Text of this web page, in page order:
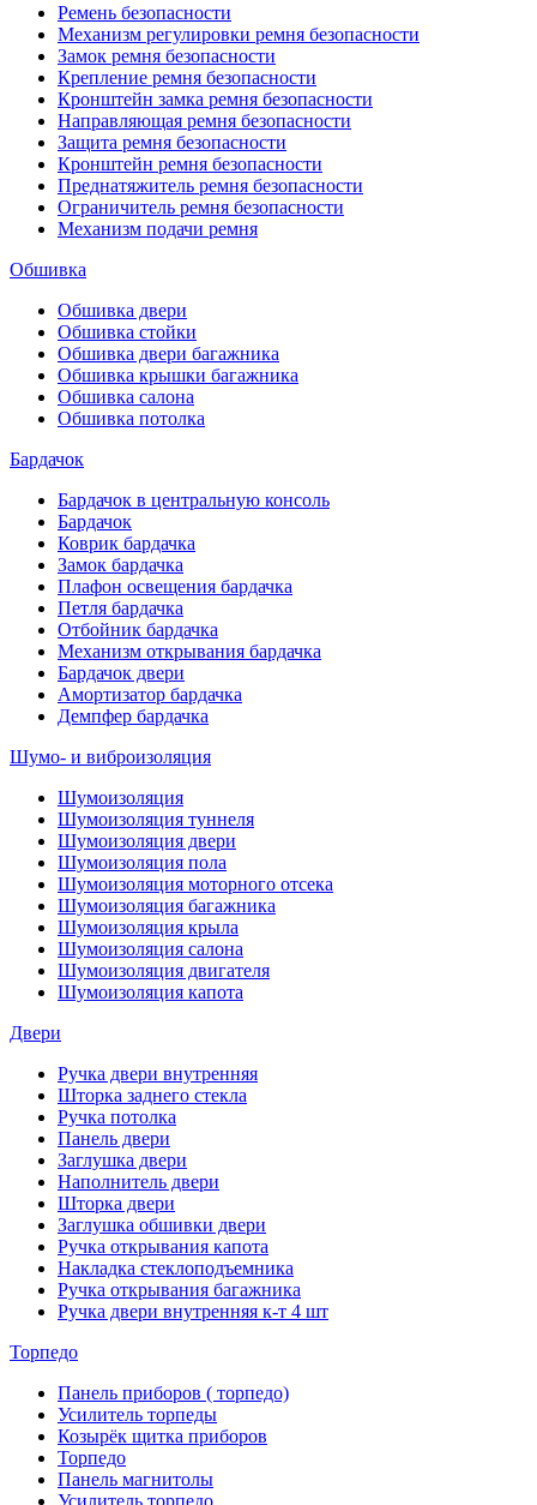
Ремень безопасности
Механизм регулировки ремня безопасности
Замок ремня безопасности
Крепление ремня безопасности
Кронштейн замка ремня безопасности
Направляющая ремня безопасности
Защита ремня безопасности
Кронштейн ремня безопасности
Преднатяжитель ремня безопасности
Ограничитель ремня безопасности
Механизм подачи ремня
Обшивка
Обшивка двери
Обшивка стойки
Обшивка двери багажника
Обшивка крышки багажника
Обшивка салона
Обшивка потолка
Бардачок
Бардачок в центральную консоль
Бардачок
Коврик бардачка
Замок бардачка
Плафон освещения бардачка
Петля бардачка
Отбойник бардачка
Механизм открывания бардачка
Бардачок двери
Амортизатор бардачка
Демпфер бардачка
Шумо- и виброизоляция
Шумоизоляция
Шумоизоляция туннеля
Шумоизоляция двери
Шумоизоляция пола
Шумоизоляция моторного отсека
Шумоизоляция багажника
Шумоизоляция крыла
Шумоизоляция салона
Шумоизоляция двигателя
Шумоизоляция капота
Двери
Ручка двери внутренняя
Шторка заднего стекла
Ручка потолка
Панель двери
Заглушка двери
Наполнитель двери
Шторка двери
Заглушка обшивки двери
Ручка открывания капота
Накладка стеклоподъемника
Ручка открывания багажника
Ручка двери внутренняя к-т 4 шт
Торпедо
Панель приборов ( торпедо)
Усилитель торпеды
Козырёк щитка приборов
Торпедо
Панель магнитолы
Усилитель торпедо